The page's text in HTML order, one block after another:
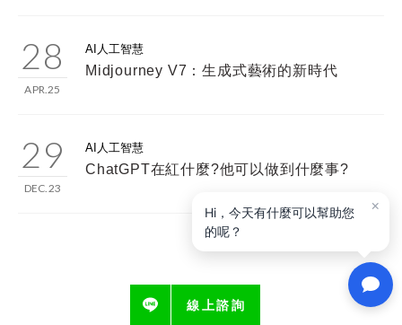
28
APR.25
AI人工智慧
Midjourney V7：生成式藝術的新時代
29
DEC.23
AI人工智慧
ChatGPT在紅什麼?他可以做到什麼事?
線上諮詢